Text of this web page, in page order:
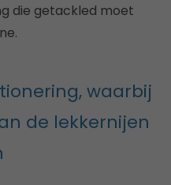
die getackled moet
waarbij
de lekkernijen